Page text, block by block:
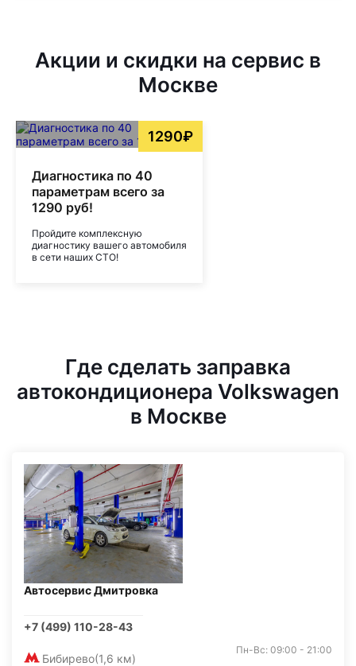
Акции и скидки на сервис в
Москве
1290₽
Диагностика по 40
параметрам всего за
1290 руб!
Пройдите комплексную
диагностику вашего автомобиля
в сети наших СТО!
Где сделать заправка
автокондиционера Volkswagen
в Москве
Автосервис Дмитровка
+7 (499) 110-28-43
Бибирево(1,6 км)
Пн-Вс: 09:00 - 21:00